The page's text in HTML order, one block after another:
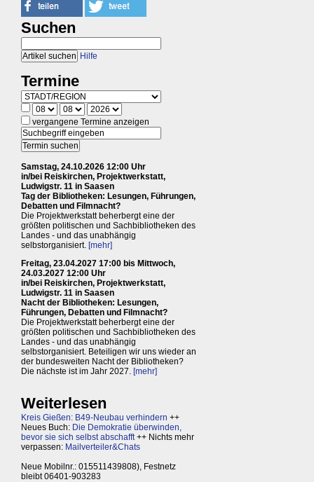
Suchen
Hilfe
Termine
vergangene Termine anzeigen
Samstag, 24.10.2026 12:00 Uhr
in/bei Reiskirchen, Projektwerkstatt,
Ludwigstr. 11 in Saasen
Tag der Bibliotheken: Lesungen, Führungen,
Debatten und Filmnacht?
Die Projektwerkstatt beherbergt eine der
größten politischen und Sachbibliotheken des
Landes - und das unabhängig
selbstorganisiert. [mehr]
Freitag, 23.04.2027 17:00 bis Mittwoch,
24.03.2027 12:00 Uhr
in/bei Reiskirchen, Projektwerkstatt,
Ludwigstr. 11 in Saasen
Nacht der Bibliotheken: Lesungen,
Führungen, Debatten und Filmnacht?
Die Projektwerkstatt beherbergt eine der
größten politischen und Sachbibliotheken des
Landes - und das unabhängig
selbstorganisiert. Beteiligen wir uns wieder an
der bundesweiten Nacht der Bibliotheken?
Die nächste ist im Jahr 2027. [mehr]
Weiterlesen
Kreis Gießen: B49-Neubau verhindern ++
Neues Buch: Die Demokratie überwinden,
bevor sie sich selbst abschafft++ Nichts mehr
verpassen: Mailverteiler&Chats
Neue Mobilnr.: 015511439808), Festnetz
bleibt 06401-903283